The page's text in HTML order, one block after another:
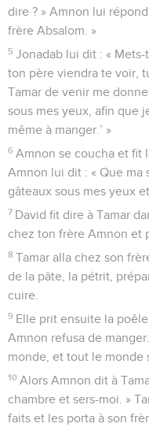
dire ? » Amnon lui
frère Absalom. »
5 Jonadab lui dit : «
ton père viendra te voir,
Tamar de venir me
sous mes yeux, afin que
même à manger.’ »
6 Amnon se coucha et fit
Amnon lui dit : « Que
gâteaux sous mes yeux
7 David fit dire à Tamar
chez ton frère Amnon et
8 Tamar alla chez son
de la pâte, la pétrit,
cuire.
9 Elle prit ensuite la
Amnon refusa de
monde, et tout le monde
10 Alors Amnon dit à
chambre et sers-moi. »
faits et les porta à son